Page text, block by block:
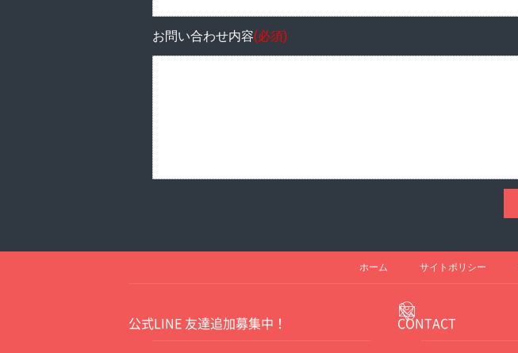
お問い合わせ内容(必須)
ホーム サイトポリシー
公式LINE 友達追加募集中！ CONTACT